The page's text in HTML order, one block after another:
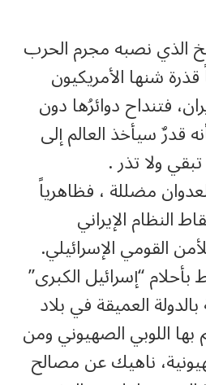
الذي نصبه مجرم الحرب
شنها الأمريكيون
فتنداح دوائرُها دون
قدرٌ سيأخذ العالم إلى
ولا تذر .
مضللة ، فظاهرياً
النظام الإيراني
القومي الإسرائيلي.
“إسرائيل الكبرى”
العميقة في بلاد
اللوبي الصهيوني ومن
ناهيك عن مصالح